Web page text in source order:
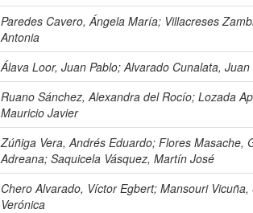
Paredes Cavero, Ángela María; Villacreses
Antonia
Álava Loor, Juan Pablo;Alvarado Cunalata,
Ruano Sánchez, Alexandra del Rocío; Lozada
Mauricio Javier
Zúñiga Vera, Andrés Eduardo; Flores Masache,
Adreana; Saquicela Vásquez, Martín José
Chero Alvarado, Víctor Egbert; Mansouri Vicuña,
Verónica